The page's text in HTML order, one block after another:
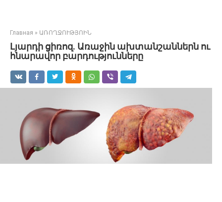
Главная » ԱՌՈՂՋՈՒԹՅՈԻՆ
Լյարդի ցիռոզ. Առաջին ախտանշաններն ու
հնարավոր բարդությունները